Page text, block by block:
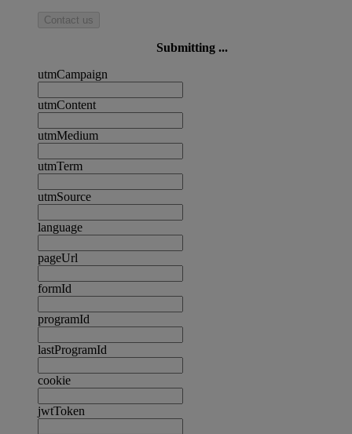
Contact us
Submitting ...
utmCampaign
utmContent
utmMedium
utmTerm
utmSource
language
pageUrl
formId
programId
lastProgramId
cookie
jwtToken